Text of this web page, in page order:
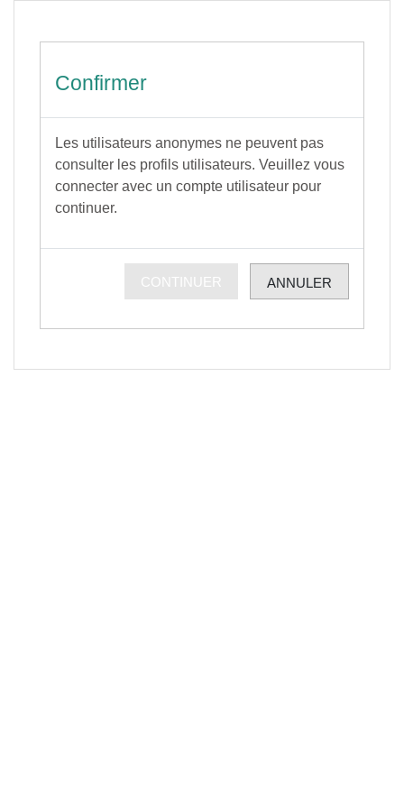
Confirmer
Les utilisateurs anonymes ne peuvent pas
consulter les profils utilisateurs. Veuillez vous
connecter avec un compte utilisateur pour
continuer.
CONTINUER ANNULER